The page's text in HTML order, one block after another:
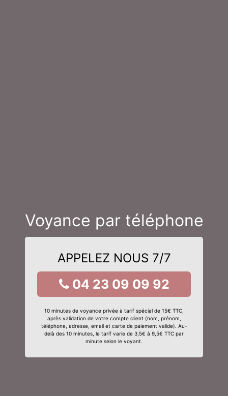
Voyance par téléphone
APPELEZ NOUS 7/7
04 23 09 09 92
10 minutes de voyance privée à tarif spécial de 15€ TTC,
après validation de votre compte client (nom, prénom,
téléphone, adresse, email et carte de paiement valide). Au-
delà des 10 minutes, le tarif varie de 3,5€ à 9,5€ TTC par
minute selon le voyant.